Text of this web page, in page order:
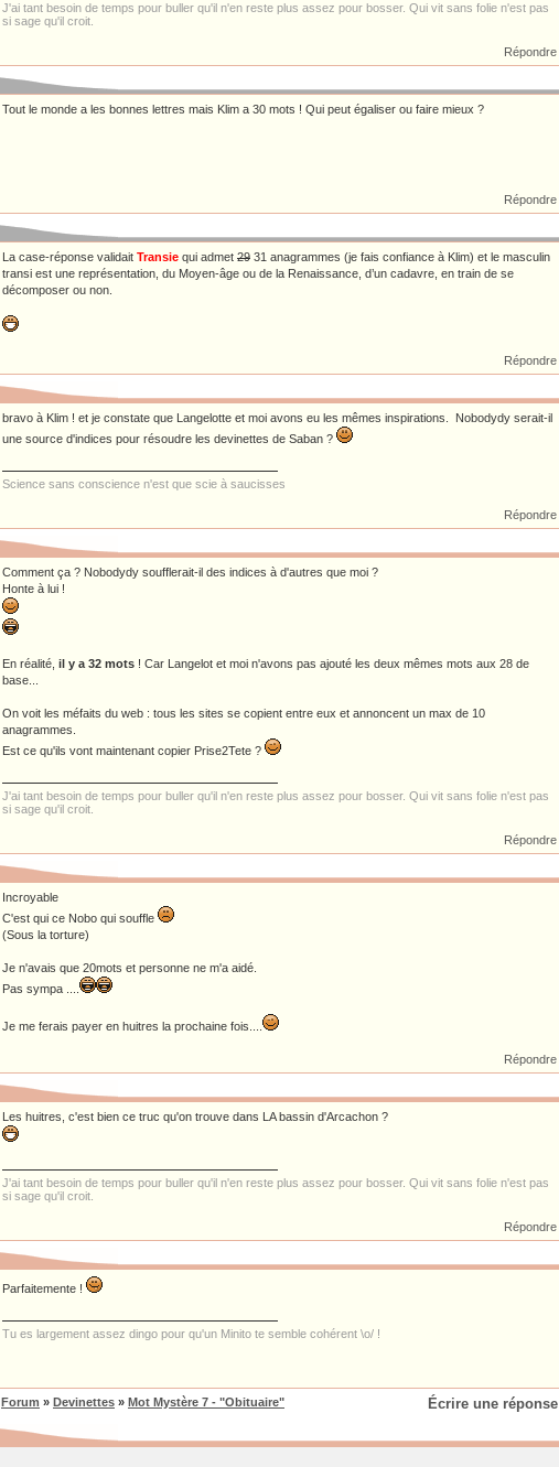
J'ai tant besoin de temps pour buller qu'il n'en reste plus assez pour bosser. Qui vit sans folie n'est pas
si sage qu'il croit.
Répondre
Tout le monde a les bonnes lettres mais Klim a 30 mots ! Qui peut égaliser ou faire mieux ?
Répondre
La case-réponse validait Transie qui admet 29 31 anagrammes (je fais confiance à Klim) et le masculin
transi est une représentation, du Moyen-âge ou de la Renaissance, d’un cadavre, en train de se
décomposer ou non.
Répondre
bravo à Klim ! et je constate que Langelotte et moi avons eu les mêmes inspirations. Nobodydy serait-il
une source d'indices pour résoudre les devinettes de Saban ?
Science sans conscience n'est que scie à saucisses
Répondre
Comment ça ? Nobodydy soufflerait-il des indices à d'autres que moi ?
Honte à lui !
En réalité, il y a 32 mots ! Car Langelot et moi n'avons pas ajouté les deux mêmes mots aux 28 de
base...
On voit les méfaits du web : tous les sites se copient entre eux et annoncent un max de 10
anagrammes.
Est ce qu'ils vont maintenant copier Prise2Tete ?
J'ai tant besoin de temps pour buller qu'il n'en reste plus assez pour bosser. Qui vit sans folie n'est pas
si sage qu'il croit.
Répondre
Incroyable
C'est qui ce Nobo qui souffle
(Sous la torture)
Je n'avais que 20mots et personne ne m'a aidé.
Pas sympa ....
Je me ferais payer en huitres la prochaine fois....
Répondre
Les huitres, c'est bien ce truc qu'on trouve dans LA bassin d'Arcachon ?
J'ai tant besoin de temps pour buller qu'il n'en reste plus assez pour bosser. Qui vit sans folie n'est pas
si sage qu'il croit.
Répondre
Parfaitemente !
Tu es largement assez dingo pour qu'un Minito te semble cohérent \o/ !
Écrire une réponse
Forum » Devinettes » Mot Mystère 7 - "Obituaire"